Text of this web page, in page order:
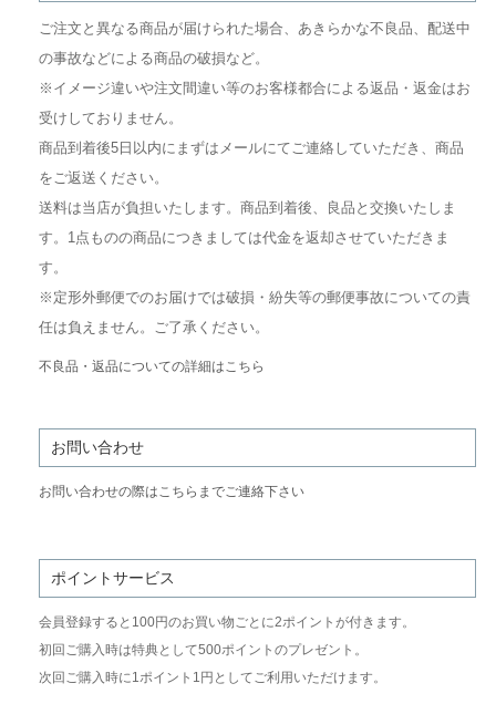
ご注文と異なる商品が届けられた場合、あきらかな不良品、配送中
の事故などによる商品の破損など。
※イメージ違いや注文間違い等のお客様都合による返品・返金はお
受けしておりません。
商品到着後5日以内にまずはメールにてご連絡していただき、商品
をご返送ください。
送料は当店が負担いたします。商品到着後、良品と交換いたしま
す。1点ものの商品につきましては代金を返却させていただきま
す。
※定形外郵便でのお届けでは破損・紛失等の郵便事故についての責
任は負えません。ご了承ください。
不良品・返品についての詳細はこちら
お問い合わせ
お問い合わせの際はこちらまでご連絡下さい
ポイントサービス
会員登録すると100円のお買い物ごとに2ポイントが付きます。
初回ご購入時は特典として500ポイントのプレゼント。
次回ご購入時に1ポイント1円としてご利用いただけます。